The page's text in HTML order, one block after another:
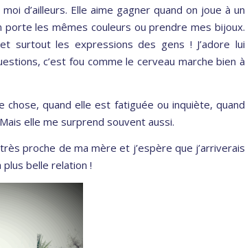
d’ailleurs. Elle aime gagner quand on joue à un
les mêmes couleurs ou prendre mes bijoux.
les expressions des gens ! J’adore lui
c’est fou comme le cerveau marche bien à
quand elle est fatiguée ou inquiète, quand
elle me surprend souvent aussi.
proche de ma mère et j’espère que j’arriverais
plus belle relation !